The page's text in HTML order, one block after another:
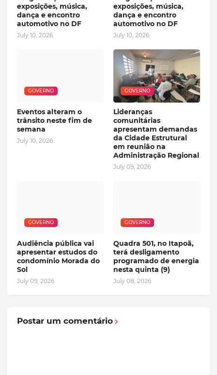
exposições, música,
dança e encontro
automotivo no DF
July 10, 2026
exposições, música,
dança e encontro
automotivo no DF
July 10, 2026
GOVERNO
Eventos alteram o
trânsito neste fim de
semana
July 10, 2026
GOVERNO
Lideranças
comunitárias
apresentam demandas
da Cidade Estrutural
em reunião na
Administração Regional
July 09, 2026
GOVERNO
Audiência pública vai
apresentar estudos do
condomínio Morada do
Sol
July 09, 2026
GOVERNO
Quadra 501, no Itapoã,
terá desligamento
programado de energia
nesta quinta (9)
July 08, 2026
Postar um comentário